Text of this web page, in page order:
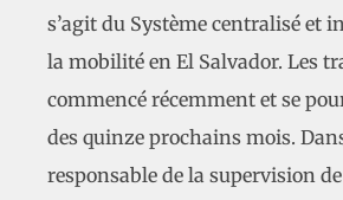
s’agit du Système centralisé et
la mobilité en El Salvador. Les
commencé récemment et se
des quinze prochains mois.
responsable de la supervision